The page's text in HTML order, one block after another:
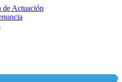
de Actuación